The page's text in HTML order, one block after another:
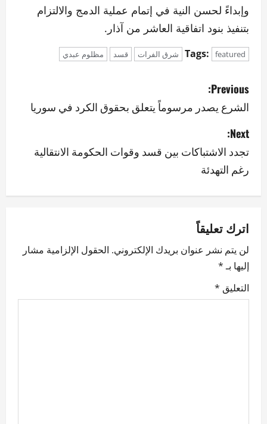
وإبداءً لحسن النية في إتمام عملية الدمج والالتزام
بتنفيذ بنود اتفاقية العاشر من آذار.
Tags: featured شرق الفرات قسد مظلوم عبدي
P
o
s
t
n
v
i
g
a
Previous:
الشرع يصدر مرسوماً يتعلق بحقوق الكرد في سوريا
Next:
تجدد الاشتباكات بين قسد وقوات الحكومة الانتقالية
رغم التهدئة
اترك تعليقاً
لن يتم نشر عنوان بريدك الإلكتروني. الحقول الإلزامية مشار
إليها بـ*
التعليق *